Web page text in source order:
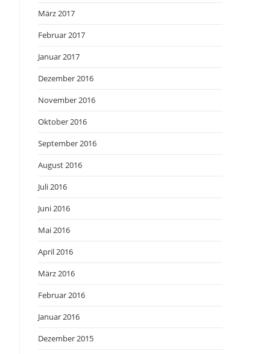
März 2017
Februar 2017
Januar 2017
Dezember 2016
November 2016
Oktober 2016
September 2016
August 2016
Juli 2016
Juni 2016
Mai 2016
April 2016
März 2016
Februar 2016
Januar 2016
Dezember 2015